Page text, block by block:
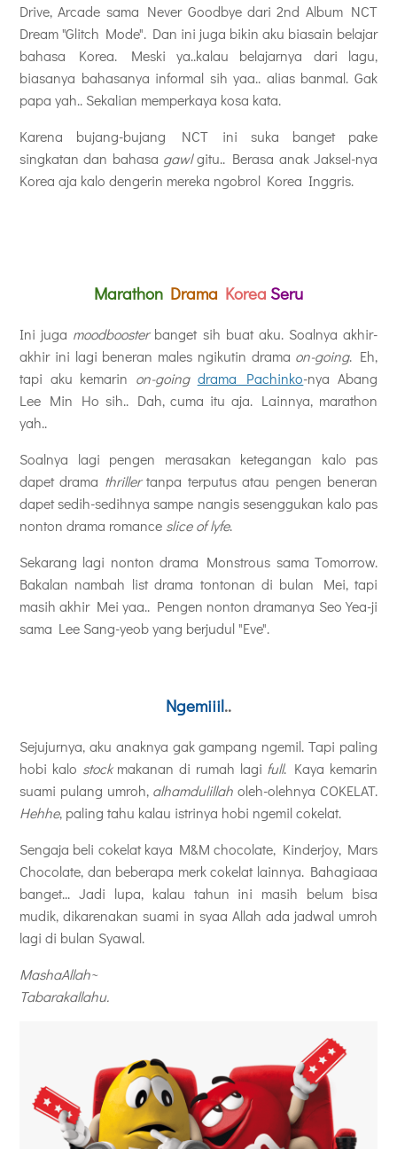
Drive, Arcade sama Never Goodbye dari 2nd Album NCT
Dream "Glitch Mode". Dan ini juga bikin aku biasain belajar
bahasa Korea. Meski ya..kalau belajarnya dari lagu,
biasanya bahasanya informal sih yaa.. alias banmal. Gak
papa yah.. Sekalian memperkaya kosa kata.
Karena bujang-bujang NCT ini suka banget pake
singkatan dan bahasa gawlgitu.. Berasa anak Jaksel-nya
Korea aja kalo dengerin mereka ngobrol Korea Inggris.
Marathon Drama Korea Seru
Ini juga moodboosterbanget sih buat aku. Soalnya akhir-
akhir ini lagi beneran males ngikutin drama on-going. Eh,
tapi aku kemarin on-going drama Pachinko-nya Abang
Lee Min Ho sih.. Dah, cuma itu aja. Lainnya, marathon
yah..
Soalnya lagi pengen merasakan ketegangan kalo pas
dapet drama thrillertanpa terputus atau pengen beneran
dapet sedih-sedihnya sampe nangis sesenggukan kalo pas
nonton drama romance slice of lyfe.
Sekarang lagi nonton drama Monstrous sama Tomorrow.
Bakalan nambah list drama tontonan di bulan Mei, tapi
masih akhir Mei yaa.. Pengen nonton dramanya Seo Yea-ji
sama Lee Sang-yeob yang berjudul "Eve".
Ngemiiil..
Sejujurnya, aku anaknya gak gampang ngemil. Tapi paling
hobi kalo stockmakanan di rumah lagi full. Kaya kemarin
suami pulang umroh, alhamdulillah oleh-olehnya COKELAT.
Hehhe, paling tahu kalau istrinya hobi ngemil cokelat.
Sengaja beli cokelat kaya M&M chocolate, Kinderjoy, Mars
Chocolate, dan beberapa merk cokelat lainnya. Bahagiaaa
banget... Jadi lupa, kalau tahun ini masih belum bisa
mudik, dikarenakan suami in syaa Allah ada jadwal umroh
lagi di bulan Syawal.
MashaAllah~
Tabarakallahu.